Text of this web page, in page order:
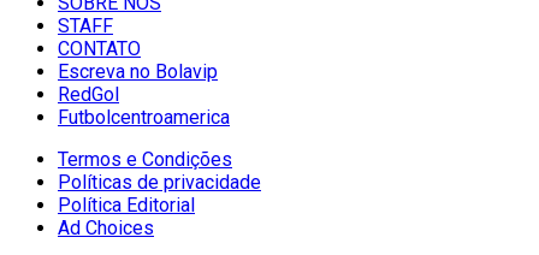
STAFF
CONTATO
Escreva no Bolavip
RedGol
Futbolcentroamerica
Termos e Condições
Políticas de privacidade
Política Editorial
Ad Choices